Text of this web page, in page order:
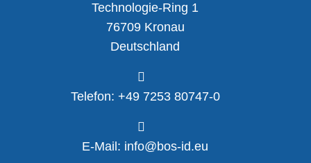
Technologie-Ring 1
76709 Kronau
Deutschland
Telefon: +49 7253 80747-0
E-Mail: info@bos-id.eu